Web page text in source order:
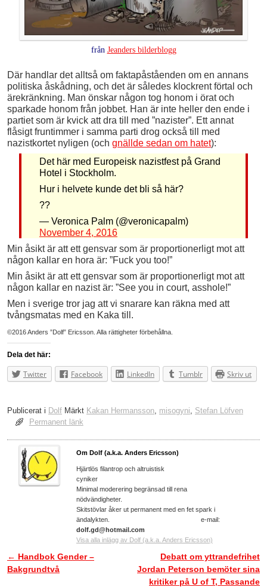
från Jeanders bilderblogg
Där handlar det alltså om faktapåståenden om en annans
politiska åskådning, och det är således klockrent förtal och
ärekränkning. Man önskar någon tog honom i örat och
sparkade honom från jobbet. Han är inte heller den ende i
partiet som är kvick att dra till med ”nazister”. Ett annat
flåsigt fruntimmer i samma parti drog också till med
nazistkortet nyligen (och gnällde sedan om hatet):
Det här med Europeisk nazistfest på Grand
Hotel i Stockholm.
Hur i helvete kunde det bli så här?
??
— Veronica Palm (@veronicapalm)
November 4, 2016
Min åsikt är att ett gensvar som är proportionerligt mot att
någon kallar en hora är: ”Fuck you too!”
Min åsikt är att ett gensvar som är proportionerligt mot att
någon kallar en nazist är: ”See you in court, asshole!”
Men i sverige tror jag att vi snarare kan räkna med att
tvångsmatas med en Kaka till.
©2016 Anders ”Dolf” Ericsson. Alla rättigheter förbehållna.
Dela det här:
Twitter Facebook LinkedIn Tumblr Skriv ut
Publicerat i Dolf Märkt Kakan Hermansson misogyni
Stefan Löfven
Permanent länk
Om Dolf (a.k.a. Anders Ericsson)
Hjärtlös filantrop och altruistisk
cyniker
Minimal moderering begränsad till rena
nödvändigheter.
Skitstövlar åker ut permanent med en fet spark i
ändalykten. e-mail:
dolf.gd@hotmail.com
Visa alla inlägg av Dolf (a.k.a. Anders Ericsson)
Inläggsnavigering
← Handbok Gender –
Bakgrundtvå
Debatt om yttrandefrihet
Jordan Peterson bemöter sina
kritiker på U of T, Passande